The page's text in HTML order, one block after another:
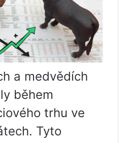
a medvědích
během
trhu ve
Tyto